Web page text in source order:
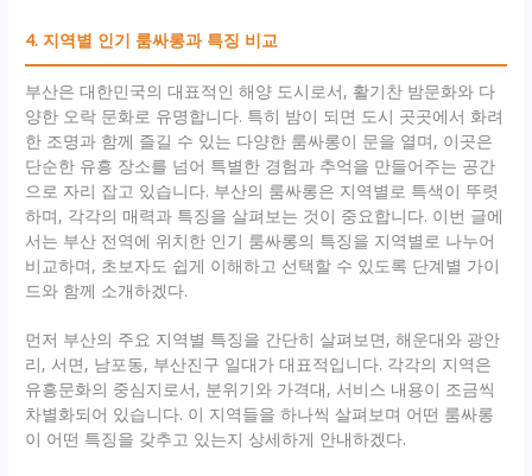
4. 지역별 인기 룸싸롱과 특징 비교
부산은 대한민국의 대표적인 해양 도시로서, 활기찬 밤문화와 다
양한 오락 문화로 유명합니다. 특히 밤이 되면 도시 곳곳에서 화려
한 조명과 함께 즐길 수 있는 다양한 룸싸롱이 문을 열며, 이곳은
단순한 유흥 장소를 넘어 특별한 경험과 추억을 만들어주는 공간
으로 자리 잡고 있습니다. 부산의 룸싸롱은 지역별로 특색이 뚜렷
하며, 각각의 매력과 특징을 살펴보는 것이 중요합니다. 이번 글에
서는 부산 전역에 위치한 인기 룸싸롱의 특징을 지역별로 나누어
비교하며, 초보자도 쉽게 이해하고 선택할 수 있도록 단계별 가이
드와 함께 소개하겠다.
먼저 부산의 주요 지역별 특징을 간단히 살펴보면, 해운대와 광안
리, 서면, 남포동, 부산진구 일대가 대표적입니다. 각각의 지역은
유흥문화의 중심지로서, 분위기와 가격대, 서비스 내용이 조금씩
차별화되어 있습니다. 이 지역들을 하나씩 살펴보며 어떤 룸싸롱
이 어떤 특징을 갖추고 있는지 상세하게 안내하겠다.